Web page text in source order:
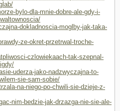
bylo-dla-mnie-dobre-ale-gdy-i-
dokladnoscia-moglby-jak-taka-
ze-okret-przetrwal-troche-
czlowiekaach-tak-szepnal-
uderza-jako-nadzwyczajna-to-
sie-sam-sobie/
na-niego-po-chwili-sie-dzieje-z-
nim-bedzie-jak-drzazga-nie-sie-ale-